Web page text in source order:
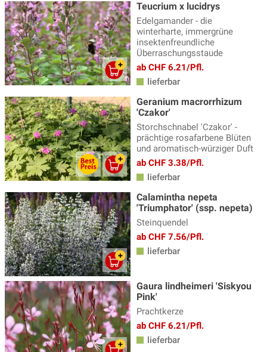
Teucrium x lucidrys
Edelgamander - die
winterharte, immergrüne
insektenfreundliche
Überraschungsstaude
ab CHF 6.21/Pfl.
lieferbar
Geranium macrorrhizum
'Czakor'
Storchschnabel 'Czakor' -
prächtige rosafarbene Blüten
und aromatisch-würziger Duft
ab CHF 3.38/Pfl.
lieferbar
Calamintha nepeta
'Triumphator' (ssp. nepeta)
Steinquendel
ab CHF 7.56/Pfl.
lieferbar
Gaura lindheimeri 'Siskyou
Pink'
Prachtkerze
ab CHF 6.21/Pfl.
lieferbar